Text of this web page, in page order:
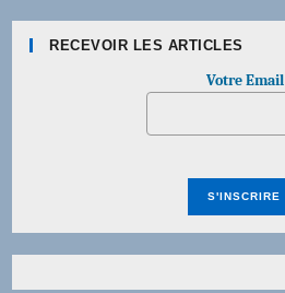
RECEVOIR LES ARTICLES
Votre Email